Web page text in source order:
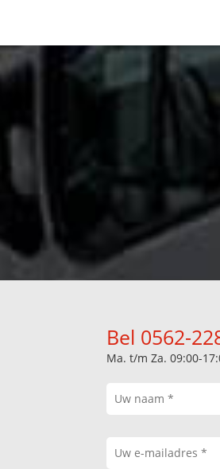
Bel 0562-
Ma. t/m Za. 09:00-